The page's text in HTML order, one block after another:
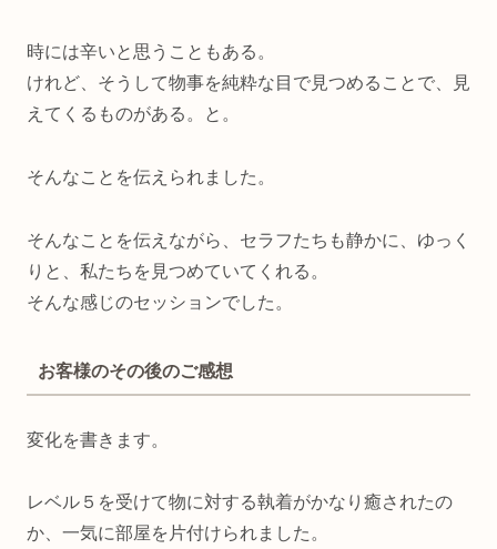
時には辛いと思うこともある。
けれど、そうして物事を純粋な目で見つめることで、見
えてくるものがある。と。
そんなことを伝えられました。
そんなことを伝えながら、セラフたちも静かに、ゆっく
りと、私たちを見つめていてくれる。
そんな感じのセッションでした。
お客様のその後のご感想
変化を書きます。
レベル５を受けて物に対する執着がかなり癒されたの
か、一気に部屋を片付けられました。